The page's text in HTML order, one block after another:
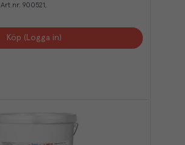
Art.nr. 900521
Köp (Logga in)